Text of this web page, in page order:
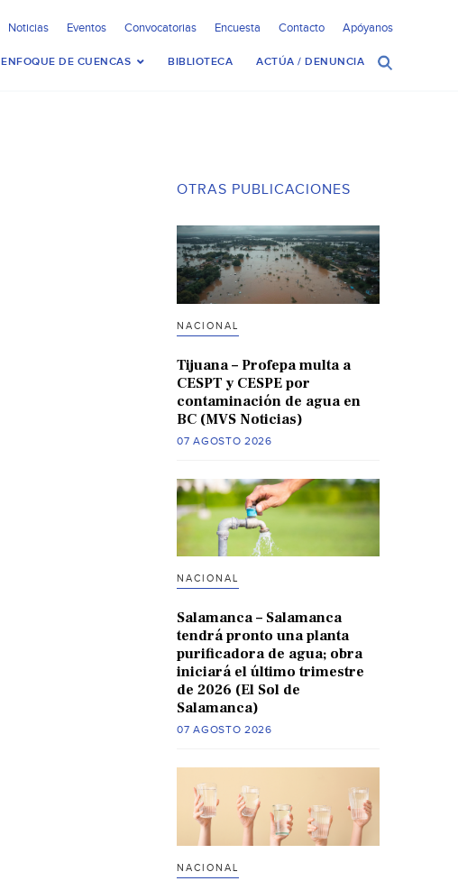
Noticias Eventos Convocatorias Encuesta Contacto Apóyanos
ENFOQUE DE CUENCAS BIBLIOTECA ACTÚA / DENUNCIA
OTRAS PUBLICACIONES
NACIONAL
Tijuana – Profepa multa a
CESPT y CESPE por
contaminación de agua en
BC (MVS Noticias)
07 AGOSTO 2026
NACIONAL
Salamanca – Salamanca
tendrá pronto una planta
purificadora de agua; obra
iniciará el último trimestre
de 2026 (El Sol de
Salamanca)
07 AGOSTO 2026
NACIONAL